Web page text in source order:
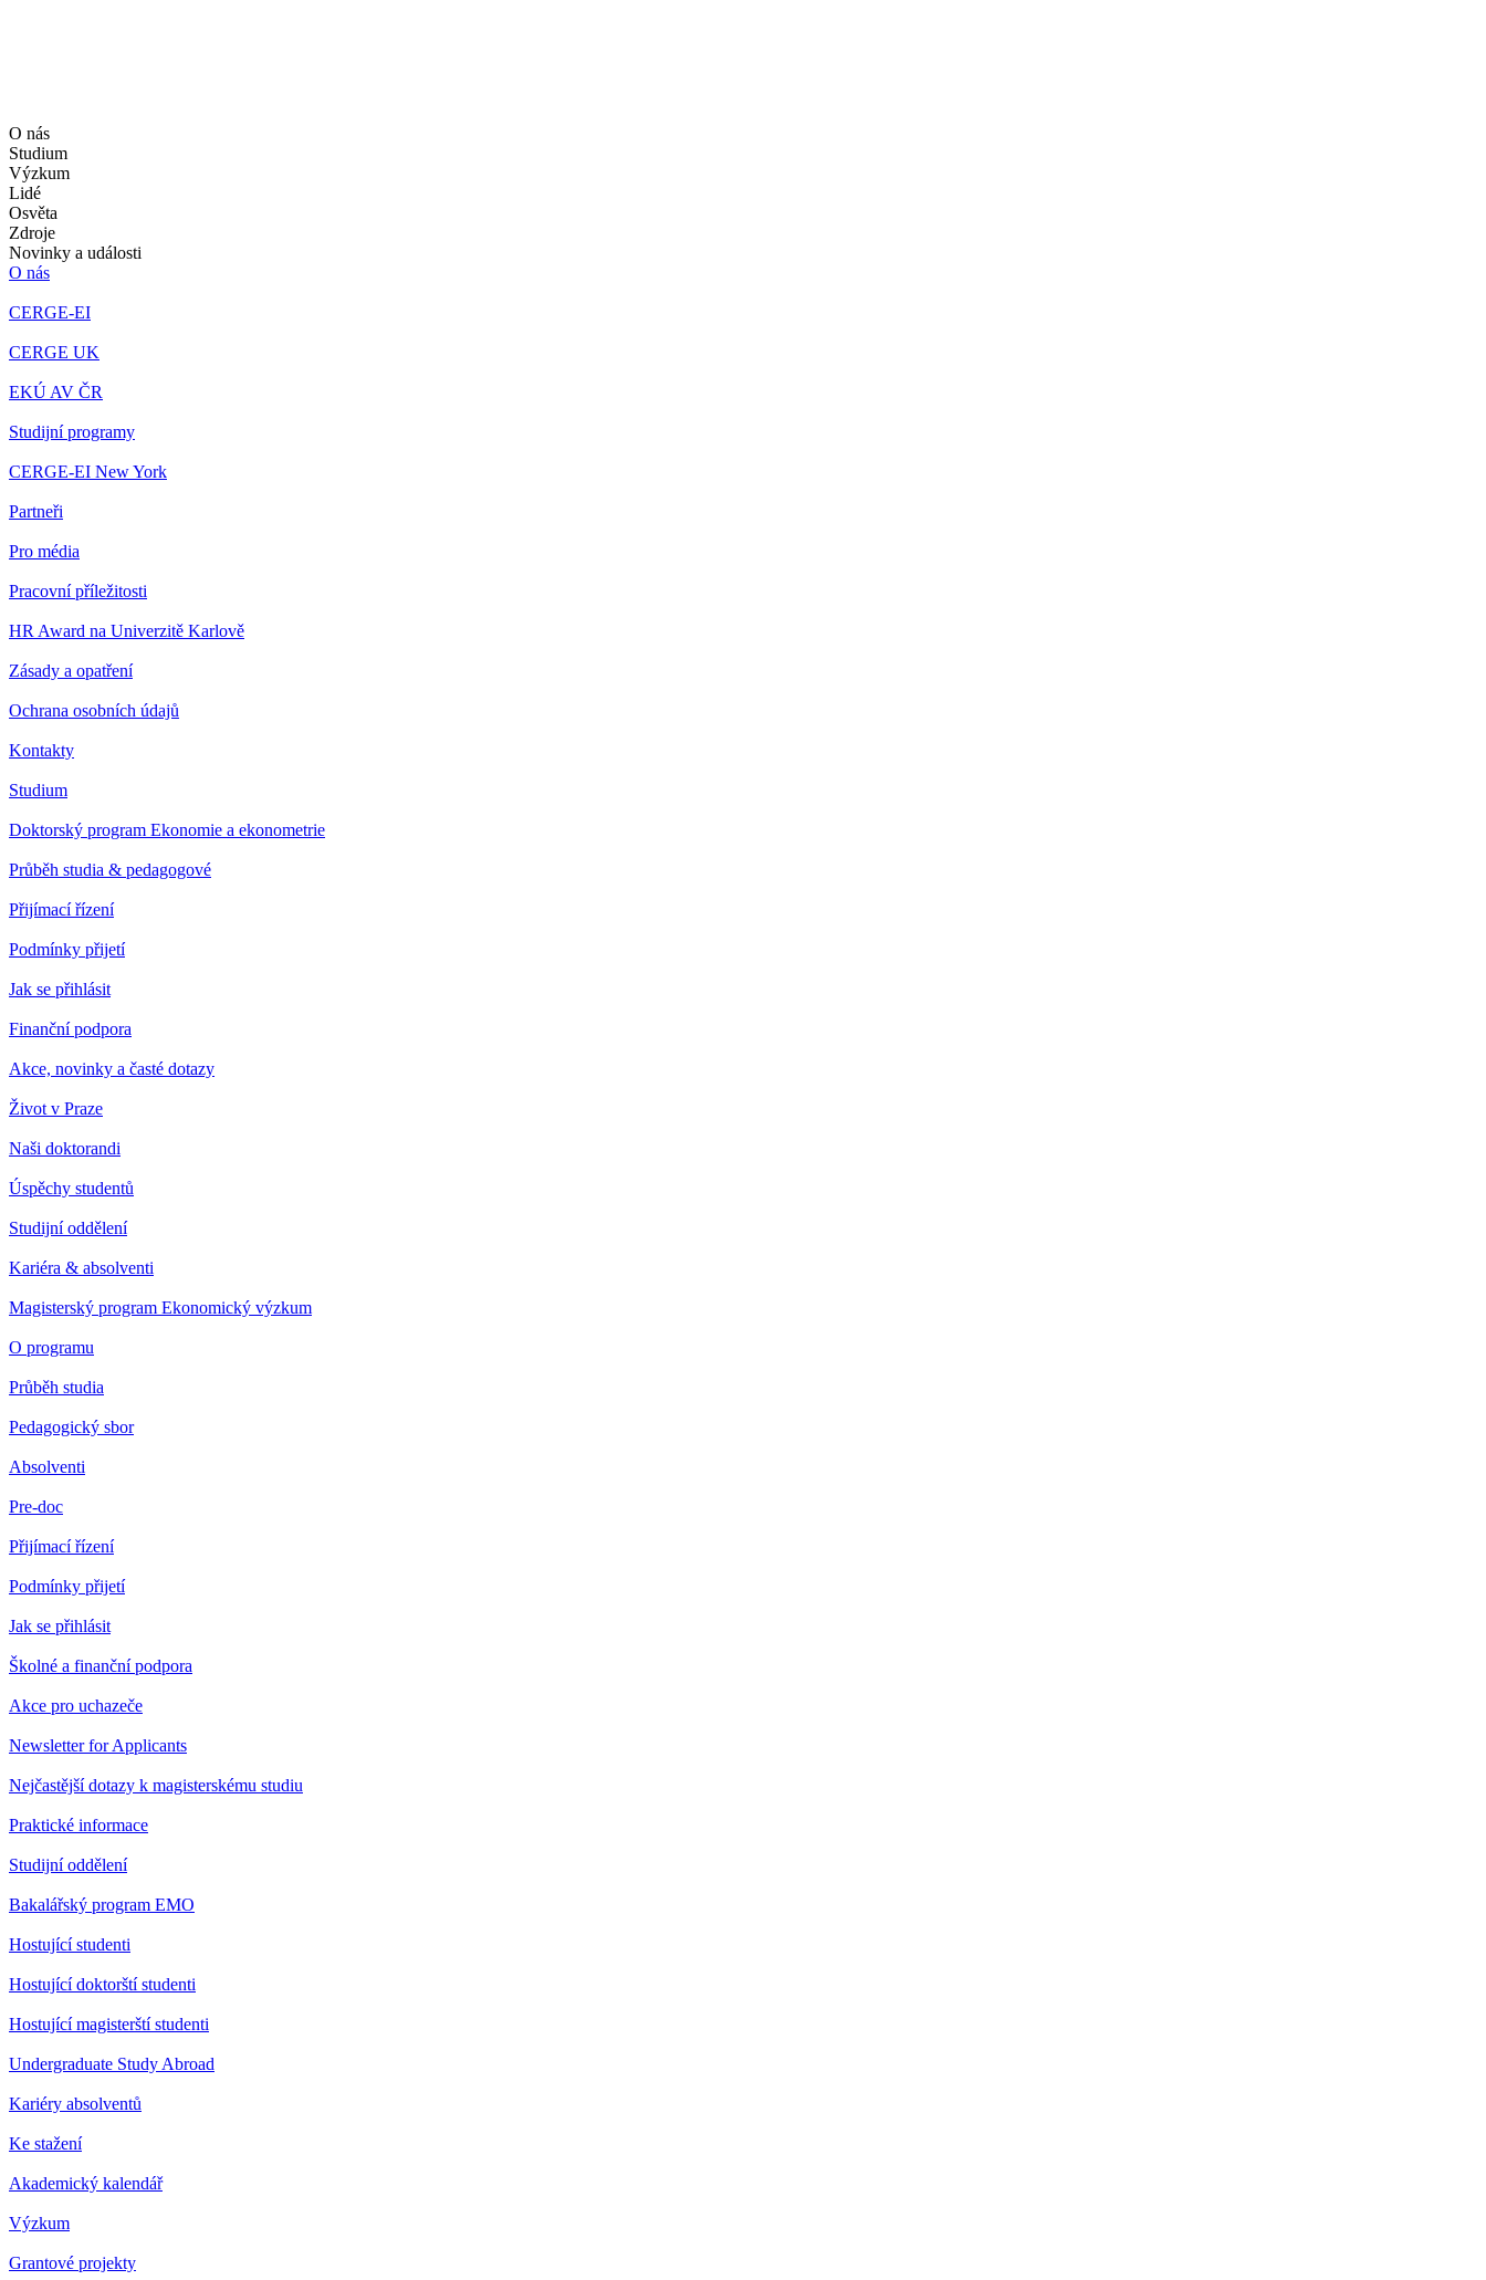
O nás
Studium
Výzkum
Lidé
Osvěta
Zdroje
Novinky a události
O nás
CERGE-EI
CERGE UK
EKÚ AV ČR
Studijní programy
CERGE-EI New York
Partneři
Pro média
Pracovní příležitosti
HR Award na Univerzitě Karlově
Zásady a opatření
Ochrana osobních údajů
Kontakty
Studium
Doktorský program Ekonomie a ekonometrie
Průběh studia & pedagogové
Přijímací řízení
Podmínky přijetí
Jak se přihlásit
Finanční podpora
Akce, novinky a časté dotazy
Život v Praze
Naši doktorandi
Úspěchy studentů
Studijní oddělení
Kariéra & absolventi
Magisterský program Ekonomický výzkum
O programu
Průběh studia
Pedagogický sbor
Absolventi
Pre-doc
Přijímací řízení
Podmínky přijetí
Jak se přihlásit
Školné a finanční podpora
Akce pro uchazeče
Newsletter for Applicants
Nejčastější dotazy k magisterskému studiu
Praktické informace
Studijní oddělení
Bakalářský program EMO
Hostující studenti
Hostující doktorští studenti
Hostující magisterští studenti
Undergraduate Study Abroad
Kariéry absolventů
Ke stažení
Akademický kalendář
Výzkum
Grantové projekty